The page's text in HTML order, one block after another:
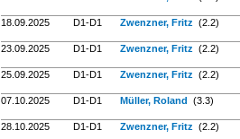
18.09.2025 D1-D1 Zwenzner, Fritz (2.2)
23.09.2025 D1-D1 Zwenzner, Fritz (2.2)
25.09.2025 D1-D1 Zwenzner, Fritz (2.2)
07.10.2025 D1-D1 Müller, Roland (3.3)
28.10.2025 D1-D1 Zwenzner, Fritz (2.2)